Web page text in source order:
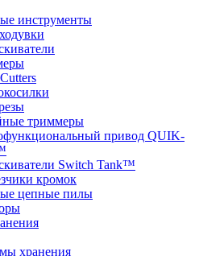
инструменты
триммеры
привод QUIK-
Switch Tank™
кромок
цепные пилы
хранения